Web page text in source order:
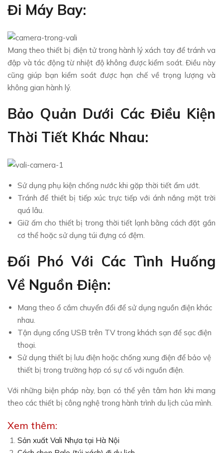
Đi Máy Bay:
Mang theo thiết bị điện tử trong hành lý xách tay để tránh va
đập và tác động từ nhiệt độ không được kiểm soát. Điều này
cũng giúp bạn kiểm soát được hạn chế về trọng lượng và
không gian hành lý.
Bảo Quản Dưới Các Điều Kiện
Thời Tiết Khác Nhau:
Sử dụng phụ kiện chống nước khi gặp thời tiết ẩm ướt.
Tránh để thiết bị tiếp xúc trực tiếp với ánh nắng mặt trời
quá lâu.
Giữ ấm cho thiết bị trong thời tiết lạnh bằng cách đặt gần
cơ thể hoặc sử dụng túi đựng có đệm.
Đối Phó Với Các Tình Huống
Về Nguồn Điện:
Mang theo ổ cắm chuyển đổi để sử dụng nguồn điện khác
nhau.
Tận dụng cổng USB trên TV trong khách sạn để sạc điện
thoại.
Sử dụng thiết bị lưu điện hoặc chống xung điện để bảo vệ
thiết bị trong trường hợp có sự cố với nguồn điện.
Với những biện pháp này, bạn có thể yên tâm hơn khi mang
theo các thiết bị công nghệ trong hành trình du lịch của mình.
Xem thêm:
Sản xuất Vali Nhựa tại Hà Nội